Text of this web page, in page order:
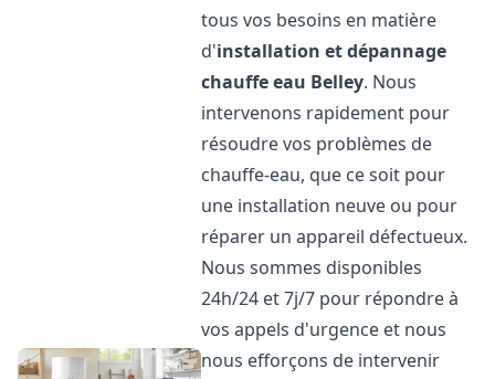
tous vos besoins en matière
d'installation et dépannage
chauffe eau Belley. Nous
intervenons rapidement pour
résoudre vos problèmes de
chauffe-eau, que ce soit pour
une installation neuve ou pour
réparer un appareil défectueux.
Nous sommes disponibles
24h/24 et 7j/7 pour répondre à
vos appels d'urgence et nous
nous efforçons de intervenir